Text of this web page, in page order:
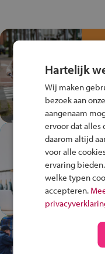
en
Hartelijk
Wij maken
bezoek aan
aangenaam
ervoor dat alles
daarom altijd
voor alle
ervaring
welke typen
accepteren.